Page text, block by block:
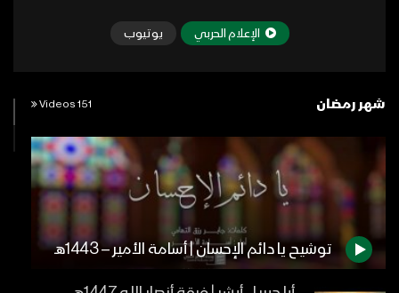
الإعلام الحربي يوتيوب
شهر رمضان 151 Videos
توشيح يا دائم الإحسان | أسامة الأمير – 1443هـ